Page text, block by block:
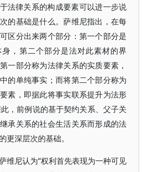
法律关系的构成要素可以进一步说
的基础是什么。萨维尼指出，在每
区分出来两个部分：第一个部分是
，第二个部分是法对此素材的界
一部分称为法律关系的实质要素，
的单纯事实；而将第二个部分称为
素，即据此将事实联系提升为法形
，前例说的基于契约关系、父子关
承关系的社会生活关系而形成的法
更深层次的基础。
维尼认为“权利首先表现为一种可见